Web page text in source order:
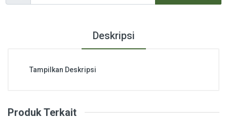
Deskripsi
Tampilkan Deskripsi
Produk Terkait